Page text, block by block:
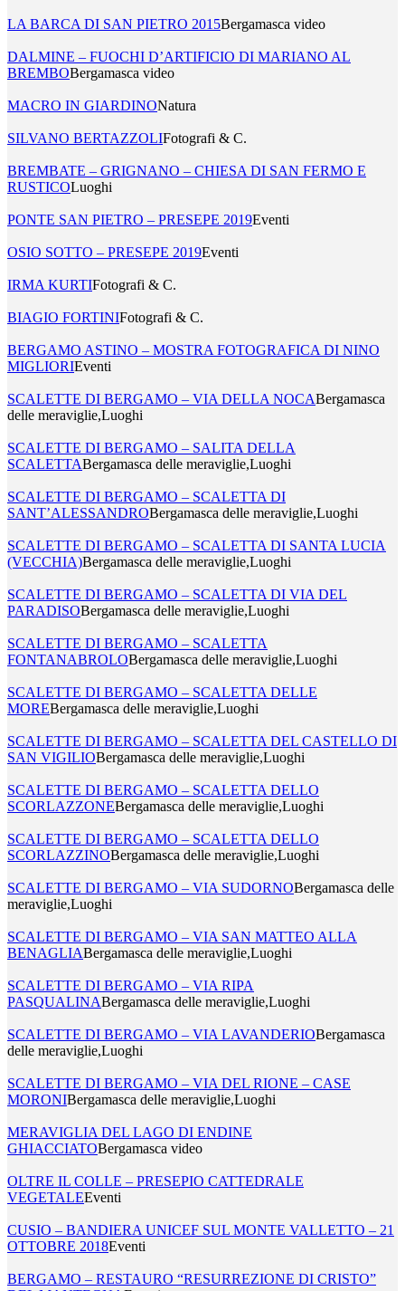
LA BARCA DI SAN PIETRO 2015Bergamasca video
DALMINE – FUOCHI D’ARTIFICIO DI MARIANO AL
BREMBOBergamasca video
MACRO IN GIARDINONatura
SILVANO BERTAZZOLIFotografi & C.
BREMBATE – GRIGNANO – CHIESA DI SAN FERMO E
RUSTICOLuoghi
PONTE SAN PIETRO – PRESEPE 2019Eventi
OSIO SOTTO – PRESEPE 2019Eventi
IRMA KURTIFotografi & C.
BIAGIO FORTINIFotografi & C.
BERGAMO ASTINO – MOSTRA FOTOGRAFICA DI NINO
MIGLIORIEventi
SCALETTE DI BERGAMO – VIA DELLA NOCABergamasca
delle meraviglie,Luoghi
SCALETTE DI BERGAMO – SALITA DELLA
SCALETTABergamasca delle meraviglie,Luoghi
SCALETTE DI BERGAMO – SCALETTA DI
SANT’ALESSANDROBergamasca delle meraviglie,Luoghi
SCALETTE DI BERGAMO – SCALETTA DI SANTA LUCIA
(VECCHIA)Bergamasca delle meraviglie,Luoghi
SCALETTE DI BERGAMO – SCALETTA DI VIA DEL
PARADISOBergamasca delle meraviglie,Luoghi
SCALETTE DI BERGAMO – SCALETTA
FONTANABROLOBergamasca delle meraviglie,Luoghi
SCALETTE DI BERGAMO – SCALETTA DELLE
MOREBergamasca delle meraviglie,Luoghi
SCALETTE DI BERGAMO – SCALETTA DEL CASTELLO DI
SAN VIGILIOBergamasca delle meraviglie,Luoghi
SCALETTE DI BERGAMO – SCALETTA DELLO
SCORLAZZONEBergamasca delle meraviglie,Luoghi
SCALETTE DI BERGAMO – SCALETTA DELLO
SCORLAZZINOBergamasca delle meraviglie,Luoghi
SCALETTE DI BERGAMO – VIA SUDORNOBergamasca delle
meraviglie,Luoghi
SCALETTE DI BERGAMO – VIA SAN MATTEO ALLA
BENAGLIABergamasca delle meraviglie,Luoghi
SCALETTE DI BERGAMO – VIA RIPA
PASQUALINABergamasca delle meraviglie,Luoghi
SCALETTE DI BERGAMO – VIA LAVANDERIOBergamasca
delle meraviglie,Luoghi
SCALETTE DI BERGAMO – VIA DEL RIONE – CASE
MORONIBergamasca delle meraviglie,Luoghi
MERAVIGLIA DEL LAGO DI ENDINE
GHIACCIATOBergamasca video
OLTRE IL COLLE – PRESEPIO CATTEDRALE
VEGETALEEventi
CUSIO – BANDIERA UNICEF SUL MONTE VALLETTO – 21
OTTOBRE 2018Eventi
BERGAMO – RESTAURO “RESURREZIONE DI CRISTO”